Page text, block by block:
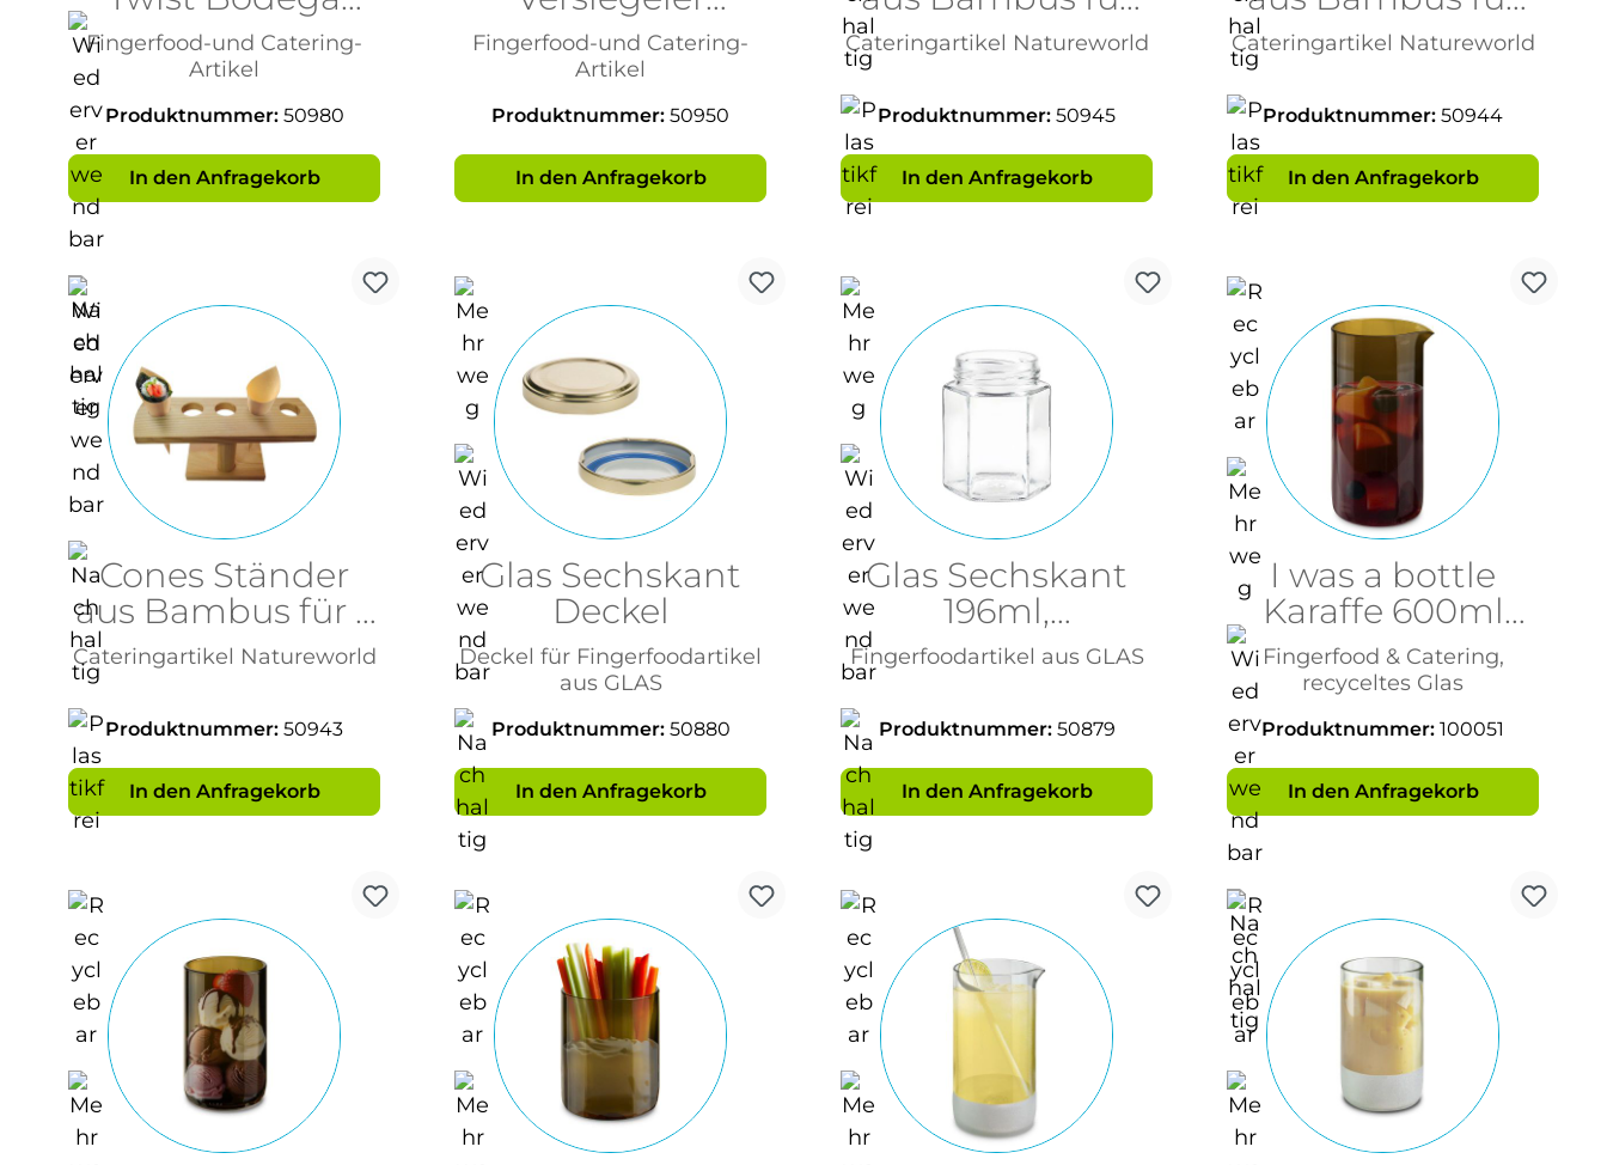
250ml
Fingerfood-und Catering-
Artikel
Produktnummer: 50980
In den Anfragekorb
manuell,
Werkzeug
Fingerfood-und Catering-
Artikel
Produktnummer: 50950
In den Anfragekorb
20 Stück
Cateringartikel Natureworld
Produktnummer: 50945
In den Anfragekorb
10 Stück
Cateringartikel Natureworld
Produktnummer: 50944
In den Anfragekorb
Cones Ständer
aus Bambus für 5
Stück
Cateringartikel Natureworld
Produktnummer: 50943
In den Anfragekorb
Glas Sechskant
Deckel
Deckel für Fingerfoodartikel
aus GLAS
Produktnummer: 50880
In den Anfragekorb
Glas Sechskant
196ml,
Einmachglas
Fingerfoodartikel aus GLAS
Produktnummer: 50879
In den Anfragekorb
I was a bottle
Karaffe 600ml
Olivgrün
Fingerfood & Catering,
recyceltes Glas
Produktnummer: 100051
In den Anfragekorb